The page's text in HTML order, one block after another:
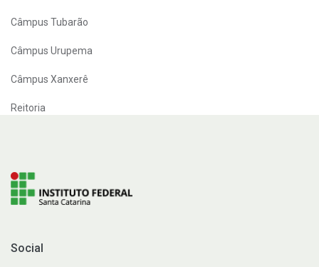
Câmpus Tubarão
Câmpus Urupema
Câmpus Xanxerê
Reitoria
Social